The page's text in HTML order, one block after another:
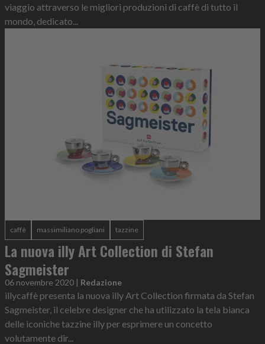
viaggio attraverso le migliori produzioni di caffè di tutto il
mondo, dedicato...
caffè massimiliano pogliani tazzine
La nuova illy Art Collection di Stefan
Sagmeister
06 novembre 2020 | Redazione
illycaffè presenta la nuova illy Art Collection firmata da Stefan
Sagmeister, il celebre designer che ha utilizzato la tela bianca
delle iconiche tazzine illy per esprimere un concetto
volutamente dir...